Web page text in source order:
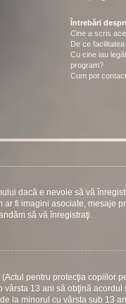
Întrebări
Cine a scris
De ce
Cu cine iau
program?
Cum pot
dacă e nevoie să vă
fi imagini asociate, mesaje
să vă înregistraţi.
pentru protecţia copiilor
13 ani să obţină
la minorul cu vârsta sub 13